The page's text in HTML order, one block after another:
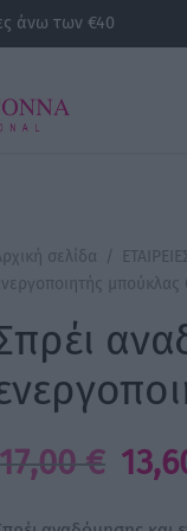
άνω των €40
σελίδα /
μπούκλας
17,00€
price
was: